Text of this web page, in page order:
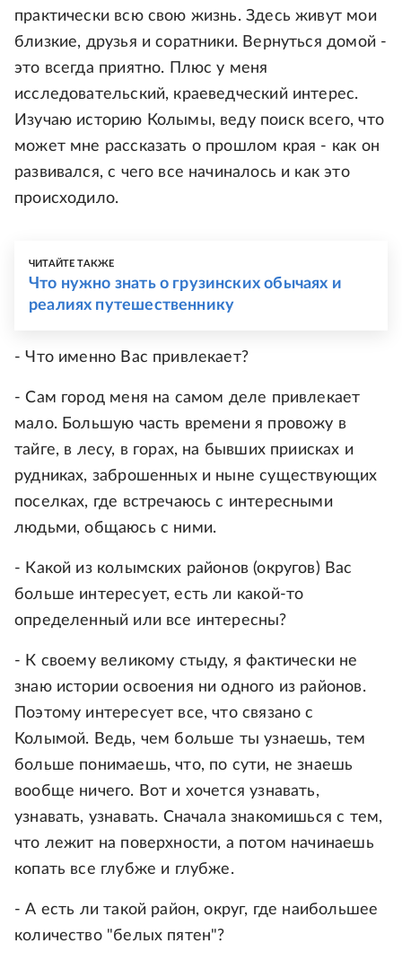
практически всю свою жизнь. Здесь живут мои
близкие, друзья и соратники. Вернуться домой -
это всегда приятно. Плюс у меня
исследовательский, краеведческий интерес.
Изучаю историю Колымы, веду поиск всего, что
может мне рассказать о прошлом края - как он
развивался, с чего все начиналось и как это
происходило.
ЧИТАЙТЕ ТАКЖЕ
Что нужно знать о грузинских обычаях и
реалиях путешественнику
- Что именно Вас привлекает?
- Сам город меня на самом деле привлекает
мало. Большую часть времени я провожу в
тайге, в лесу, в горах, на бывших приисках и
рудниках, заброшенных и ныне существующих
поселках, где встречаюсь с интересными
людьми, общаюсь с ними.
- Какой из колымских районов (округов) Вас
больше интересует, есть ли какой-то
определенный или все интересны?
- К своему великому стыду, я фактически не
знаю истории освоения ни одного из районов.
Поэтому интересует все, что связано с
Колымой. Ведь, чем больше ты узнаешь, тем
больше понимаешь, что, по сути, не знаешь
вообще ничего. Вот и хочется узнавать,
узнавать, узнавать. Сначала знакомишься с тем,
что лежит на поверхности, а потом начинаешь
копать все глубже и глубже.
- А есть ли такой район, округ, где наибольшее
количество "белых пятен"?